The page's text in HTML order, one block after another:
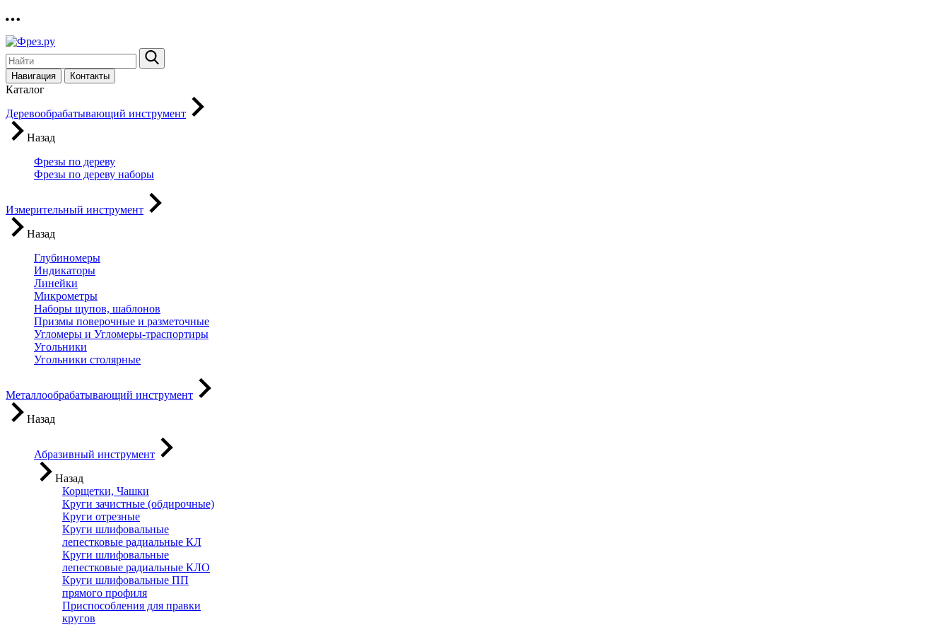
Навигация Контакты
Каталог
Деревообрабатывающий инструмент
Назад
Фрезы по дереву
Фрезы по дереву наборы
Измерительный инструмент
Назад
Глубиномеры
Индикаторы
Линейки
Микрометры
Наборы щупов, шаблонов
Призмы поверочные и разметочные
Угломеры и Угломеры-траспортиры
Угольники
Угольники столярные
Металлообрабатывающий инструмент
Назад
Абразивный инструмент
Назад
Корщетки, Чашки
Круги зачистные (обдирочные)
Круги отрезные
Круги шлифовальные
лепестковые радиальные КЛ
Круги шлифовальные
лепестковые радиальные КЛО
Круги шлифовальные ПП
прямого профиля
Приспособления для правки
кругов